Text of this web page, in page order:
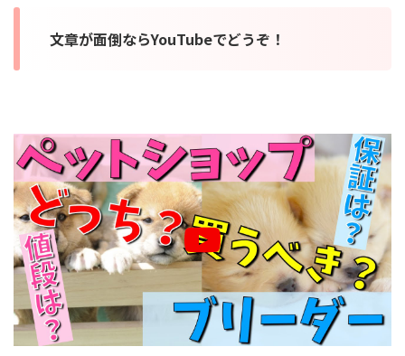
文章が面倒ならYouTubeでどうぞ！